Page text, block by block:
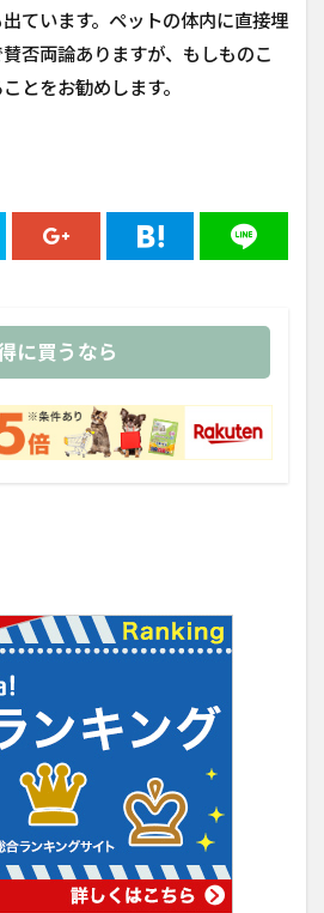
ています。ペットの体内に直接埋
否両論ありますが、もしものこ
とをお勧めします。
に買うなら